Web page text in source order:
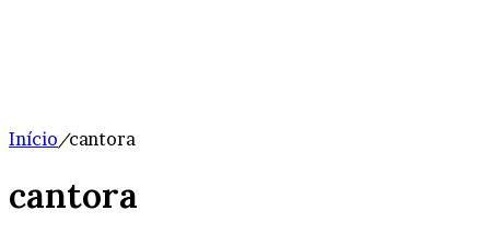
Início/cantora
cantora